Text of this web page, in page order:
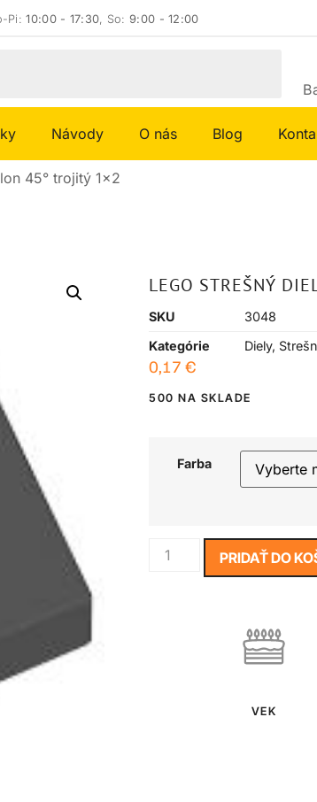
Pi:10:00 - 17:30, So:9:00 - 12:00
Návody O nás Blog
45° trojitý 1×2
LEGO STREŠNÝ
SKU
3048
Kategórie
Diely,
0,17 €
500 NA SKLADE
Farba
PRIDAŤ DO
VEK